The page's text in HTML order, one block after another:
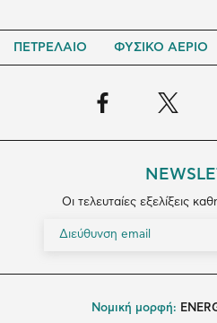
ΠΕΤΡΕΛΑΙΟ ΦΥΣΙΚΟ ΑΕΡΙΟ
Οι τελευταίες εξελίξεις
Νομική μορφή: